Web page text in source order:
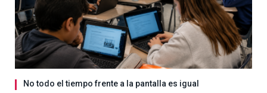
No todo el tiempo frente a la pantalla es igual